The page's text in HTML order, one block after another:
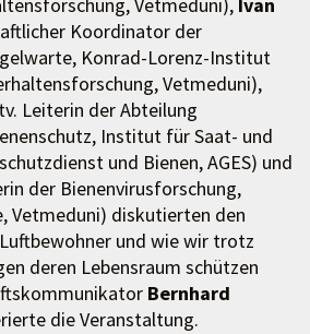
Vetmeduni), Ivan
Koordinator der
Konrad-Lorenz-Institut
Vetmeduni),
Leiterin der Abteilung
Institut für Saat- und
und Bienen, AGES) und
der Bienenvirusforschung,
Vetmeduni) diskutierten den
und wie wir trotz
deren Lebensraum schützen
Bernhard
die Veranstaltung.